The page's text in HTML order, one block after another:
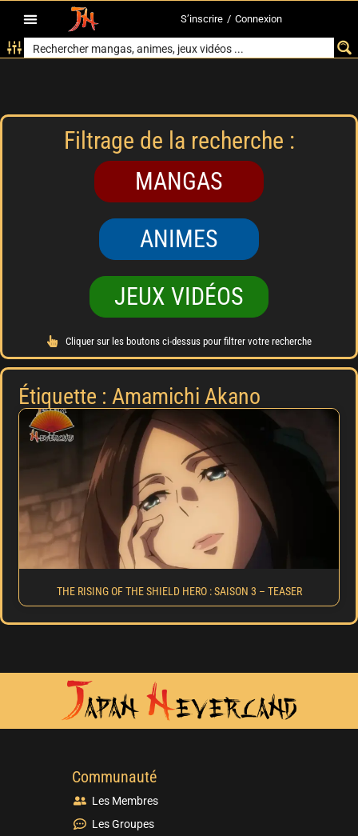
S’inscrire / Connexion
Filtrage de la recherche :
MANGAS
ANIMES
JEUX VIDÉOS
Cliquer sur les boutons ci-dessus pour filtrer votre recherche
Étiquette : Amamichi Akano
THE RISING OF THE SHIELD HERO : SAISON 3 – TEASER
Communauté
Les Membres
Les Groupes